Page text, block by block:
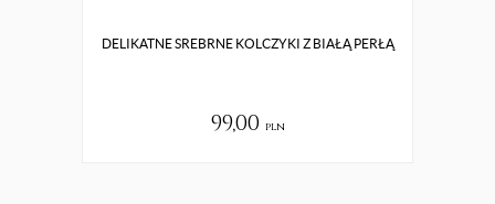
DELIKATNE SREBRNE KOLCZYKI Z BIAŁĄ PERŁĄ
99,00 pln